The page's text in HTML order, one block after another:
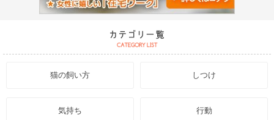
猫の飼い方 しつけ
気持ち 行動